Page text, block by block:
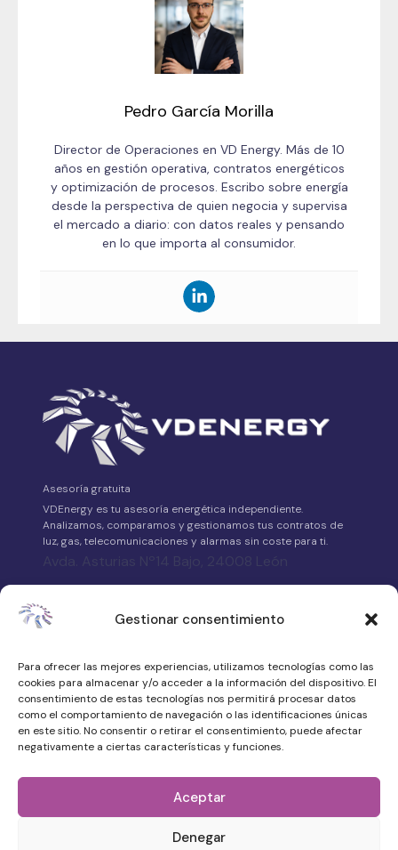
Gestionar consentimiento
Para ofrecer las mejores experiencias, utilizamos tecnologías como las
cookies para almacenar y/o acceder a la información del dispositivo. El
consentimiento de estas tecnologías nos permitirá procesar datos
como el comportamiento de navegación o las identificaciones únicas
en este sitio. No consentir o retirar el consentimiento, puede afectar
negativamente a ciertas características y funciones.
Aceptar
Denegar
Pedro García Morilla
Director de Operaciones en VD Energy. Más de 10
años en gestión operativa, contratos energéticos
y optimización de procesos. Escribo sobre energía
desde la perspectiva de quien negocia y supervisa
el mercado a diario: con datos reales y pensando
en lo que importa al consumidor.
Asesoría gratuita
VDEnergy es tu asesoría energética independiente.
Analizamos, comparamos y gestionamos tus contratos de
luz, gas, telecomunicaciones y alarmas sin coste para ti.
Avda. Asturias Nº14 Bajo, 24008 León
·
atencionalcliente@vdenergy.es
Política de privacidad
Aviso legal